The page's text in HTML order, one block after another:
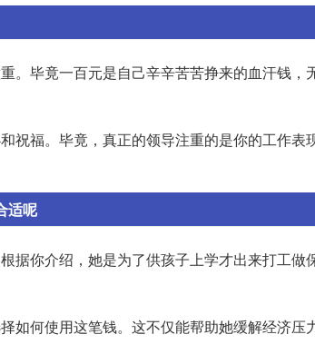
毕竟一百元是自己辛辛苦苦挣来的血汗钱，
祝福。毕竟，真正的领导注重的是你的工作表
适呢
据你介绍，她是为了供孩子上学才出来打工做
如何使用这笔钱。这不仅能帮助她缓解经济压